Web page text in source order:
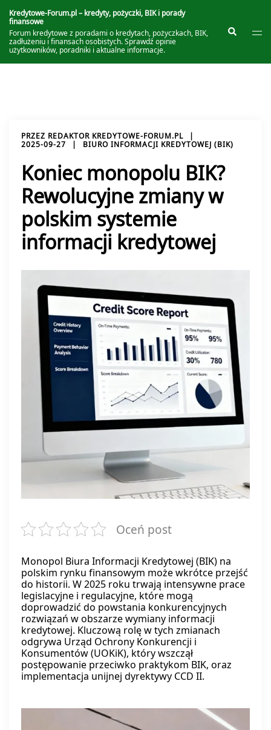
do
treści
Kredytowe-Forum.pl – kredyty, pożyczki, BIK i porady
finansowe
Forum kredytowe z poradami o kredytach, pożyczkach, BIK,
zadłużeniu i finansach osobistych. Sprawdź opinie
użytkowników, poradniki i aktualne informacje.
Szukaj
PRZEZ REDAKTOR KREDYTOWE-FORUM.PL
2025-09-27
BIURO INFORMACJI KREDYTOWEJ (BIK)
Koniec monopolu BIK?
Rewolucyjne zmiany w
polskim systemie
informacji kredytowej
Oceń post
Monopol Biura Informacji Kredytowej (BIK) na
polskim rynku finansowym może wkrótce przejść
do historii. W 2025 roku trwają intensywne prace
legislacyjne i regulacyjne, które mogą
doprowadzić do powstania konkurencyjnych
rozwiązań w obszarze wymiany informacji
kredytowej. Kluczową rolę w tych zmianach
odgrywa Urząd Ochrony Konkurencji i
Konsumentów (UOKiK), który wszczął
postępowanie przeciwko praktykom BIK, oraz
implementacja unijnej dyrektywy CCD II.